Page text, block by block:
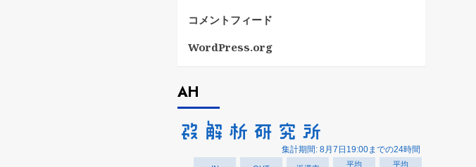
コメントフィード
WordPress.org
AH